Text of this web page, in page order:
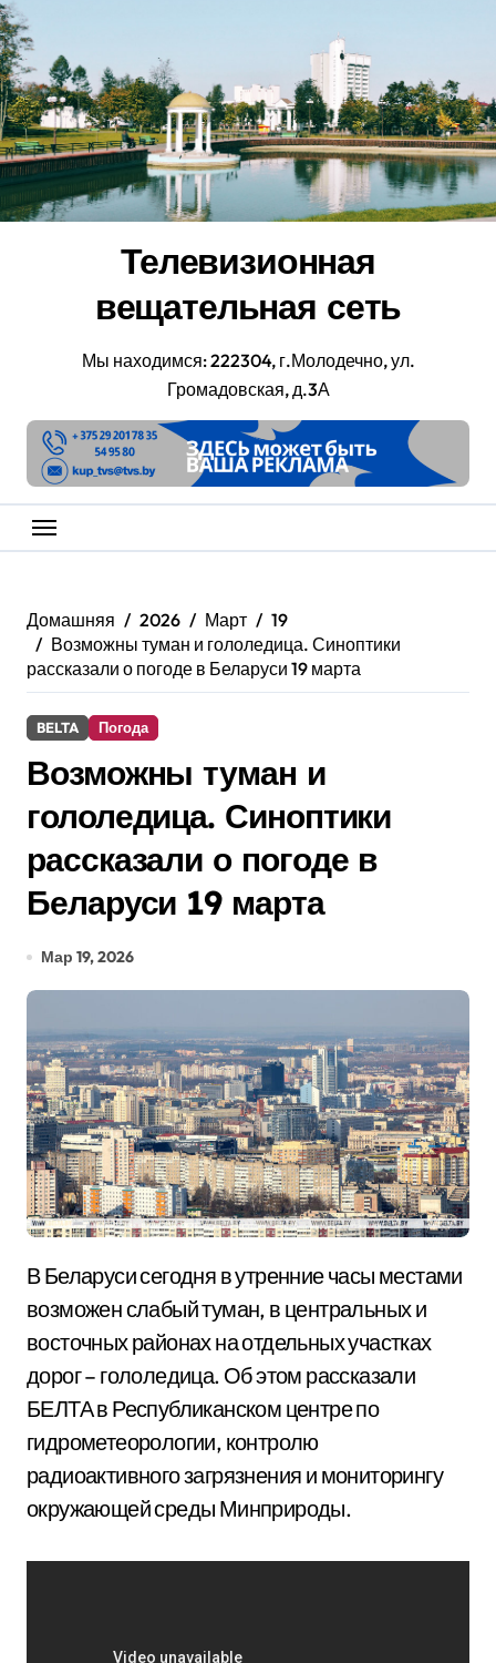
Перейти
к
содержанию
Телевизионная
вещательная сеть
Мы находимся: 222304, г.Молодечно, ул.
Громадовская, д.3А
Домашняя 2026 Март
19
Возможны туман и гололедица. Синоптики
рассказали о погоде в Беларуси 19 марта
BELTA Погода
Возможны туман и
гололедица. Синоптики
рассказали о погоде в
Беларуси 19 марта
Мар 19, 2026
В Беларуси сегодня в утренние часы местами
возможен слабый туман, в центральных и
восточных районах на отдельных участках
дорог – гололедица. Об этом рассказали
БЕЛТА в Республиканском центре по
гидрометеорологии, контролю
радиоактивного загрязнения и мониторингу
окружающей среды Минприроды.